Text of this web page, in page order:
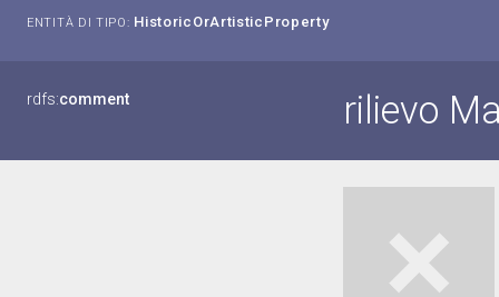
ENTITÀ DI TIPO: HistoricOrArtisticProperty
rdfs:comment rilievo